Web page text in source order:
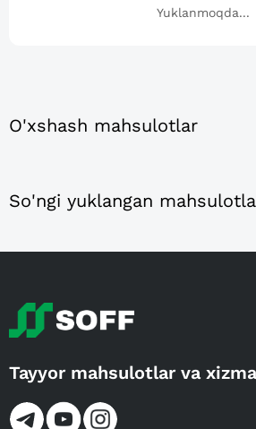
Yuklanmoqda...
O'xshash mahsulotlar
So'ngi yuklangan
Tayyor mahsulotlar va